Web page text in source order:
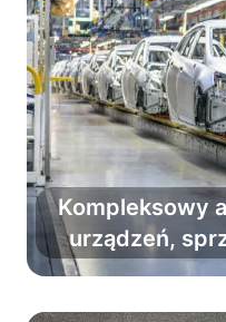
Kompleksowy
urządzeń,
Zminimalizuj
bez strat